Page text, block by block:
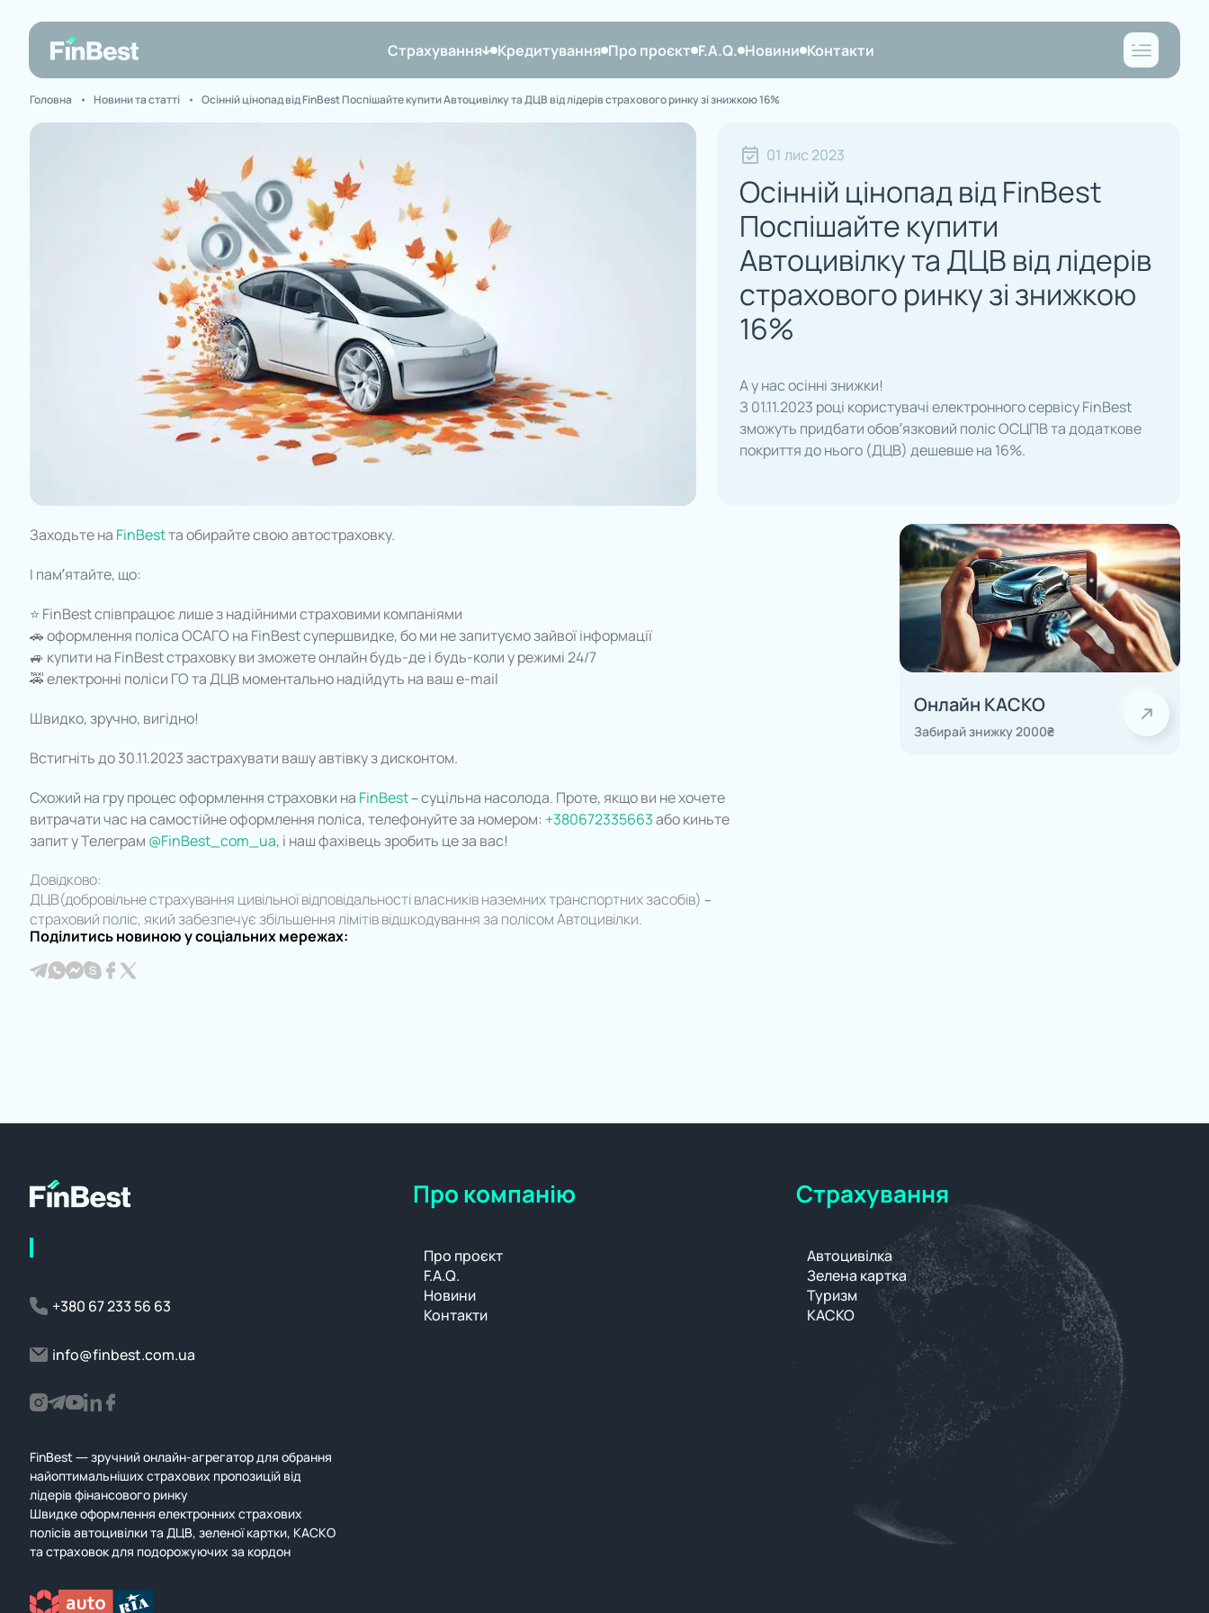
Страхування Кредитування Про проєкт F.A.Q. Новини Контакти
Головна Новини та статті Осінній цінопад від FinBest Поспішайте купити Автоцивілку та ДЦВ від лідерів страхового ринку зі знижкою 16%
01 лис 2023
Осінній цінопад від FinBest
Поспішайте купити
Автоцивілку та ДЦВ від лідерів
страхового ринку зі знижкою
16%
А у нас осінні знижки!
З 01.11.2023 році користувачі електронного сервісу FinBest
зможуть придбати обов’язковий поліс ОСЦПВ та додаткове
покриття до нього (ДЦВ) дешевше на 16%.
Заходьте на FinBestта обирайте свою автостраховку.
І пам’ятайте, що:
⭐ FinBest співпрацює лише з надійними страховими компаніями
🚗 оформлення поліса ОСАГО на FinBest супершвидке, бо ми не запитуємо зайвої інформації
🚙 купити на FinBest страховку ви зможете онлайн будь-де і будь-коли у режимі 24/7
🚕 електронні поліси ГО та ДЦВ моментально надійдуть на ваш e-mail
Швидко, зручно, вигідно!
Встигніть до 30.11.2023 застрахувати вашу автівку з дисконтом.
Схожий на гру процес оформлення страховки на FinBest– суцільна насолода. Проте, якщо ви не хочете
витрачати час на самостійне оформлення поліса, телефонуйте за номером: +380672335663або киньте
запит у Телеграм @FinBest_com_ua, і наш фахівець зробить це за вас!
Довідково:
ДЦВ(добровільне страхування цивільної відповідальності власників наземних транспортних засобів) –
страховий поліс, який забезпечує збільшення лімітів відшкодування за полісом Автоцивілки.
Онлайн КАСКО
Забирай знижку 2000₴
Поділитись новиною у соціальних мережах:
+380 67 233 56 63
info@finbest.com.ua
FinBest — зручний онлайн-агрегатор для обрання
найоптимальніших страхових пропозицій від
лідерів фінансового ринку
Швидке оформлення електронних страхових
полісів автоцивілки та ДЦВ, зеленої картки, КАСКО
та страховок для подорожуючих за кордон
Про компанію
Про проєкт
F.A.Q.
Новини
Контакти
Страхування
Автоцивілка
Зелена картка
Туризм
КАСКО